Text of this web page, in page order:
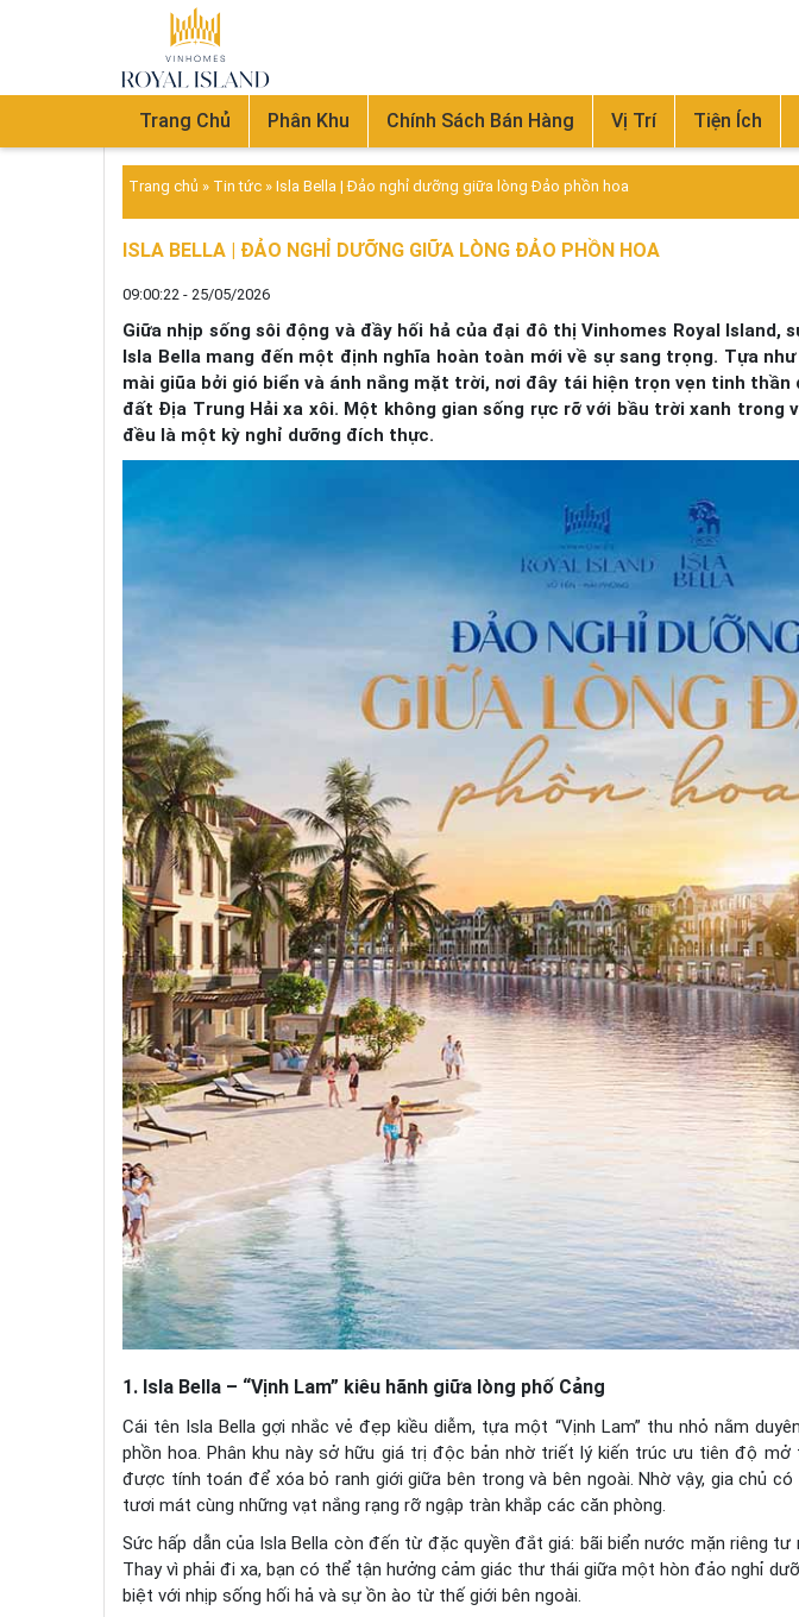
Trang Chủ Phân Khu Chính Sách Bán Hàng Vị Trí Tiện Ích
Trang chủ » Tin tức » Isla Bella | Đảo nghỉ dưỡng giữa lòng Đảo phồn hoa
ISLA BELLA | ĐẢO NGHỈ DƯỠNG GIỮA LÒNG ĐẢO PHỒN HOA
09:00:22 - 25/05/2026
Giữa nhịp sống sôi động và đầy hối hả của đại đô thị Vinhomes Royal Island,
Isla Bella mang đến một định nghĩa hoàn toàn mới về sự sang trọng. Tựa
mài giũa bởi gió biển và ánh nắng mặt trời, nơi đây tái hiện trọn vẹn tinh thần
đất Địa Trung Hải xa xôi. Một không gian sống rực rỡ với bầu trời xanh trong
đều là một kỳ nghỉ dưỡng đích thực.
1. Isla Bella – “Vịnh Lam” kiêu hãnh giữa lòng phố Cảng
Cái tên Isla Bella gợi nhắc vẻ đẹp kiều diễm, tựa một “Vịnh Lam” thu nhỏ nằm
phồn hoa. Phân khu này sở hữu giá trị độc bản nhờ triết lý kiến trúc ưu tiên độ mở
được tính toán để xóa bỏ ranh giới giữa bên trong và bên ngoài. Nhờ vậy, gia chủ
tươi mát cùng những vạt nắng rạng rỡ ngập tràn khắp các căn phòng.
Sức hấp dẫn của Isla Bella còn đến từ đặc quyền đắt giá: bãi biển nước mặn riêng tư
Thay vì phải đi xa, bạn có thể tận hưởng cảm giác thư thái giữa một hòn đảo nghỉ
biệt với nhịp sống hối hả và sự ồn ào từ thế giới bên ngoài.